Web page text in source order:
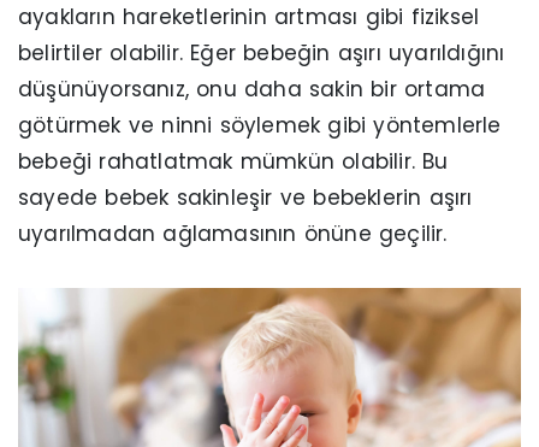
ayakların hareketlerinin artması gibi fiziksel
belirtiler olabilir. Eğer bebeğin aşırı uyarıldığını
düşünüyorsanız, onu daha sakin bir ortama
götürmek ve ninni söylemek gibi yöntemlerle
bebeği rahatlatmak mümkün olabilir. Bu
sayede bebek sakinleşir ve bebeklerin aşırı
uyarılmadan ağlamasının önüne geçilir.